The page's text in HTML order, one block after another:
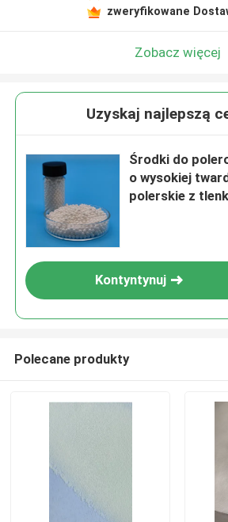
zweryfikowane
Zobacz więcej
Uzyskaj najlepszą
Środki do
o wysokiej
polerskie z
Kontyntynuj
Polecane produkty